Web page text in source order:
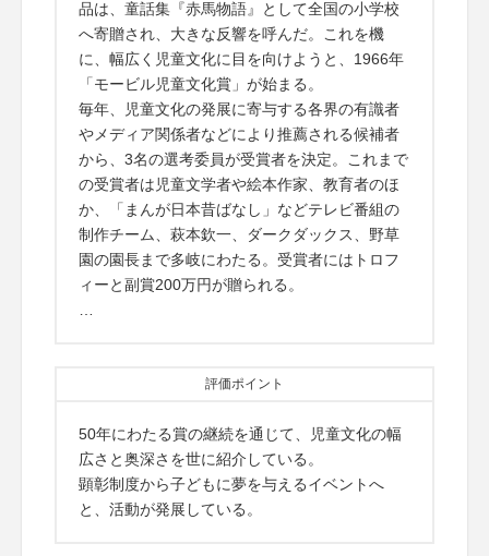
品は、童話集『赤馬物語』として全国の小学校
へ寄贈され、大きな反響を呼んだ。これを機
に、幅広く児童文化に目を向けようと、1966年
「モービル児童文化賞」が始まる。
毎年、児童文化の発展に寄与する各界の有識者
やメディア関係者などにより推薦される候補者
から、3名の選考委員が受賞者を決定。これまで
の受賞者は児童文学者や絵本作家、教育者のほ
か、「まんが日本昔ばなし」などテレビ番組の
制作チーム、萩本欽一、ダークダックス、野草
園の園長まで多岐にわたる。受賞者にはトロフ
ィーと副賞200万円が贈られる。
評価ポイント
50年にわたる賞の継続を通じて、児童文化の幅
広さと奥深さを世に紹介している。
顕彰制度から子どもに夢を与えるイベントへ
と、活動が発展している。